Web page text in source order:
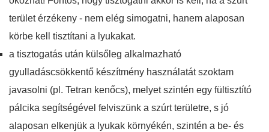
terület érzékeny - nem elég simogatni, hanem alaposan
körbe kell tisztítani a lyukakat.
a tisztogatás után külsőleg alkalmazható
gyulladáscsökkentő készítmény használatát szoktam
javasolni (pl. Tetran kenőcs), melyet szintén egy fültisztító
pálcika segítségével felviszünk a szúrt területre, s jó
alaposan elkenjük a lyukak környékén, szintén a be- és